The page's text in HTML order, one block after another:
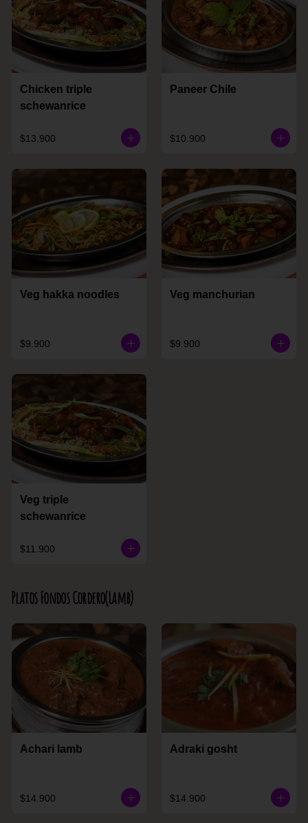
Chicken triple
schewanrice
$13.900
Paneer Chile
$10.900
Veg hakka noodles
$9.900
Veg manchurian
$9.900
Veg triple
schewanrice
$11.900
Platos Fondos Cordero(Lamb)
Achari lamb
$14.900
Adraki gosht
$14.900